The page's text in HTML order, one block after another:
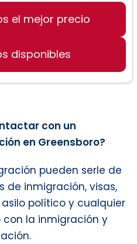
el mejor precio
disponibles
con un
en Greensboro?
pueden serle de
de inmigración, visas,
político y cualquier
la inmigración y